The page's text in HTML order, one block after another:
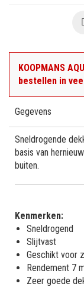
KOOPMANS
bestellen in
Gegevens
Sneldrogende
basis van
buiten.
Kenmerken:
Sneldrogend
Slijtvast
Geschikt voor
Rendement 7
Zeer goede